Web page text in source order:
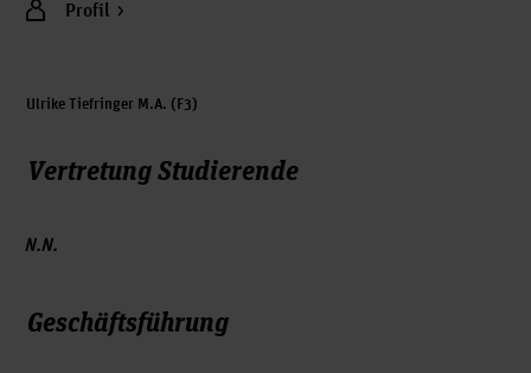
Profil
Ulrike Tiefringer M.A. (F3)
Vertretung Studierende
N.N.
Geschäftsführung